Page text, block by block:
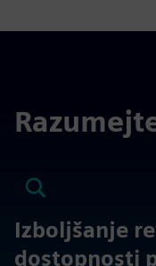
Izboljšanje
dostopnosti